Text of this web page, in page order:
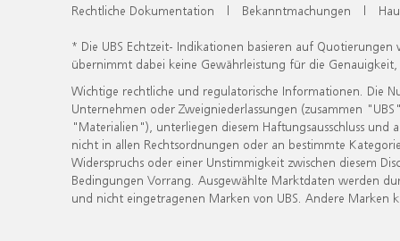
Rechtliche Dokumentation | Bekanntmachungen |
* Die UBS Echtzeit- Indikationen basieren auf
übernimmt dabei keine Gewährleistung für die
Wichtige rechtliche und regulatorische Informationen. Die
Unternehmen oder Zweigniederlassungen (zusammen
"Materialien"), unterliegen diesem Haftungsausschluss
nicht in allen Rechtsordnungen oder an bestimmte
Widerspruchs oder einer Unstimmigkeit zwischen diesem
Bedingungen Vorrang. Ausgewählte Marktdaten werden
und nicht eingetragenen Marken von UBS. Andere Marken